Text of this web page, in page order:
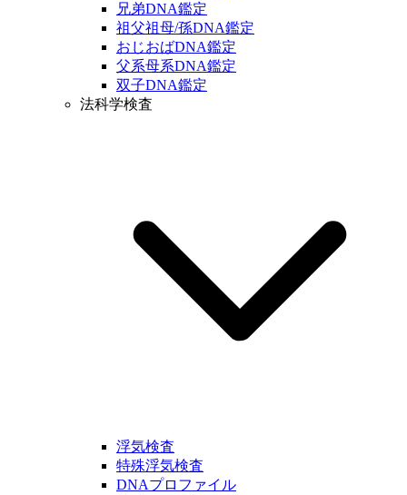
兄弟DNA鑑定
祖父祖母/孫DNA鑑定
おじおばDNA鑑定
父系母系DNA鑑定
双子DNA鑑定
法科学検査
浮気検査
特殊浮気検査
DNAプロファイル